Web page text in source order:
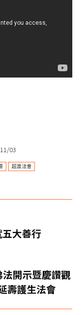
03
超渡法會
大善行
法開示暨慶讚觀
壽護生法會